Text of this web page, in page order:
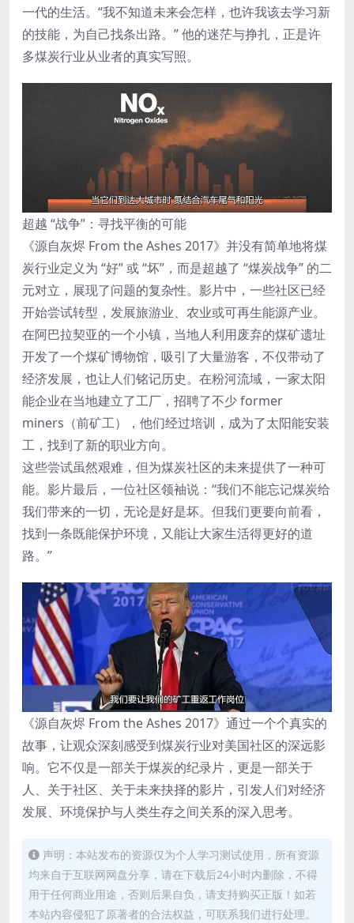
一代的生活。“我不知道未来会怎样，也许我该去学习新
的技能，为自己找条出路。” 他的迷茫与挣扎，正是许
多煤炭行业从业者的真实写照。
超越 “战争”：寻找平衡的可能
《源自灰烬 From the Ashes 2017》并没有简单地将煤
炭行业定义为 “好” 或 “坏”，而是超越了 “煤炭战争” 的二
元对立，展现了问题的复杂性。影片中，一些社区已经
开始尝试转型，发展旅游业、农业或可再生能源产业。
在阿巴拉契亚的一个小镇，当地人利用废弃的煤矿遗址
开发了一个煤矿博物馆，吸引了大量游客，不仅带动了
经济发展，也让人们铭记历史。在粉河流域，一家太阳
能企业在当地建立了工厂，招聘了不少 former
miners（前矿工），他们经过培训，成为了太阳能安装
工，找到了新的职业方向。
这些尝试虽然艰难，但为煤炭社区的未来提供了一种可
能。影片最后，一位社区领袖说：“我们不能忘记煤炭给
我们带来的一切，无论是好是坏。但我们更要向前看，
找到一条既能保护环境，又能让大家生活得更好的道
路。”
《源自灰烬 From the Ashes 2017》通过一个个真实的
故事，让观众深刻感受到煤炭行业对美国社区的深远影
响。它不仅是一部关于煤炭的纪录片，更是一部关于
人、关于社区、关于未来抉择的影片，引发人们对经济
发展、环境保护与人类生存之间关系的深入思考。
声明：本站发布的资源仅为个人学习测试使用，所有资源
均来自于互联网网盘分享，请在下载后24小时内删除，不得
用于任何商业用途，否则后果自负，请支持购买正版！如若
本站内容侵犯了原著者的合法权益，可联系我们进行处理。